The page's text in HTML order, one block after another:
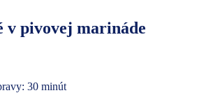
v pivovej marináde
30 minút